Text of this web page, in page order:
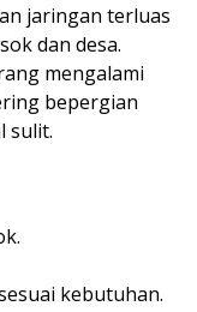
jaringan terluas
dan desa.
mengalami
bepergian
sulit.
kebutuhan.